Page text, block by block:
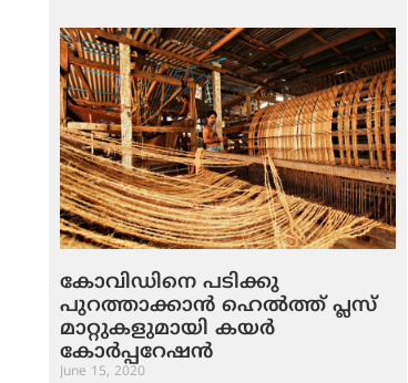
കോവിഡിനെ പടിക്കു
പുറത്താക്കാൻ ഹെൽത്ത് പ്ലസ്
മാറ്റുകളുമായി കയർ
കോർപ്പറേഷൻ
June 15, 2020